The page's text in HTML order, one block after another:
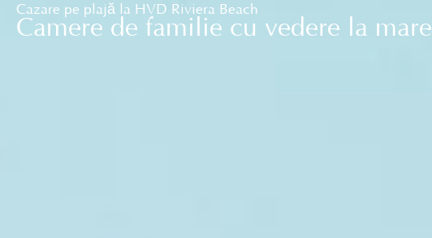
Cazare pe plajă la HVD Riviera Beach
Camere de familie cu vedere la mare